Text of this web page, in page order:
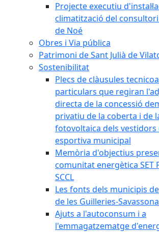
Projecte executiu
climatització del
de Noé
Obres i Via pública
Patrimoni de Sant Julià de
Sostenibilitat
Plecs de clàusules
particulars que regiran
directa de la concessió
privatiu de la coberta i de
fotovoltaica dels vestidors
esportiva municipal
Memòria d'objectius
comunitat energètica SET
SCCL
Les fonts dels municipis
de les Guilleries-
Ajuts a l'autoconsum i a
l'emmagatzematge